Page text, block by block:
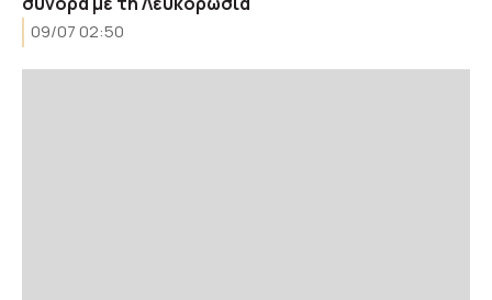
09/07 02:50